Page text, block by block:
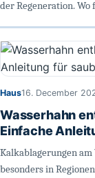
der Regeneration.
Haus16. December
Wasserhahn
Einfache
Kalkablagerungen
besonders in